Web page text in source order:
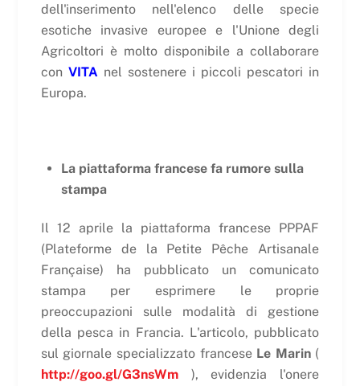
dell'inserimento nell'elenco delle specie
esotiche invasive europee e l'Unione degli
Agricoltori è molto disponibile a collaborare
con VITA nel sostenere i piccoli pescatori in
Europa.
La piattaforma francese fa rumore sulla
stampa
Il 12 aprile la piattaforma francese PPPAF
(Plateforme de la Petite Pêche Artisanale
Française) ha pubblicato un comunicato
stampa per esprimere le proprie
preoccupazioni sulle modalità di gestione
della pesca in Francia. L'articolo, pubblicato
sul giornale specializzato francese Le Marin(
http://goo.gl/G3nsWm), evidenzia l'onere